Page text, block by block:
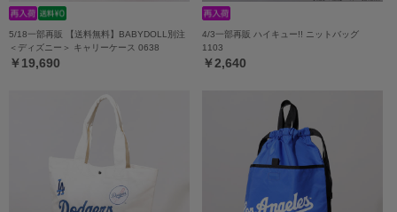
5/18一部再販 【送料無料】BABYDOLL別注
＜ディズニー＞ キャリーケース 0638
￥19,690
4/3一部再販 ハイキュー!! ニットバッグ
1103
￥2,640